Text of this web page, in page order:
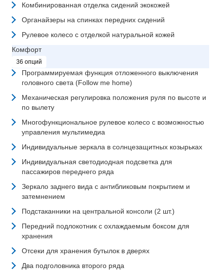
Комбинированная отделка сидений экокожей
Органайзеры на спинках передних сидений
Рулевое колесо с отделкой натуральной кожей
Комфорт
36 опций
Программируемая функция отложенного выключения
головного света (Follow me home)
Механическая регулировка положения руля по высоте и
по вылету
Многофункциональное рулевое колесо с возможностью
управления мультимедиа
Индивидуальные зеркала в солнцезащитных козырьках
Индивидуальная светодиодная подсветка для
пассажиров переднего ряда
Зеркало заднего вида с антибликовым покрытием и
затемнением
Подстаканники на центральной консоли (2 шт.)
Передний подлокотник с охлаждаемым боксом для
хранения
Отсеки для хранения бутылок в дверях
Два подголовника второго ряда